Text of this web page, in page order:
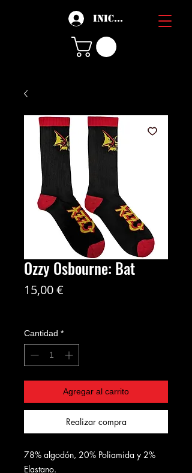
Iniciar sesión
Ozzy Osbourne: Bat
15,00 €
Cantidad *
Agregar al carrito
Realizar compra
78% algodón, 20% Poliamida y 2%
Elastano.